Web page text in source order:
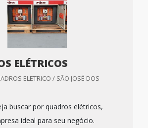
ELÉTRICOS
ELETRICO / SÃO JOSÉ DOS
buscar por quadros elétricos,
ideal para seu negócio.